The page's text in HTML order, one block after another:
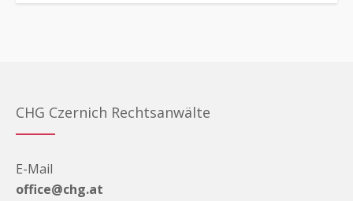
CHG Czernich Rechtsanwälte
E-Mail
office@chg.at